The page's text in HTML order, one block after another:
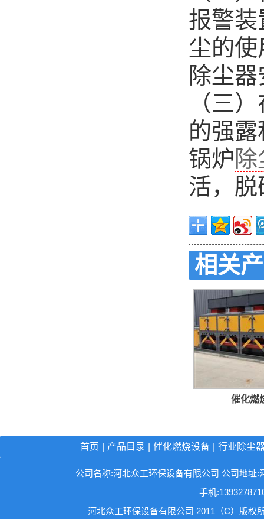
报警
尘的
除尘
（三
的强
锅炉
活，
相关
催化燃
首页 产品目录 催化燃烧设备 行业除尘
公司名称:河北众工环保设备有限公司 公司地址
手机
河北众工环保设备有限公司 2011（C）版权